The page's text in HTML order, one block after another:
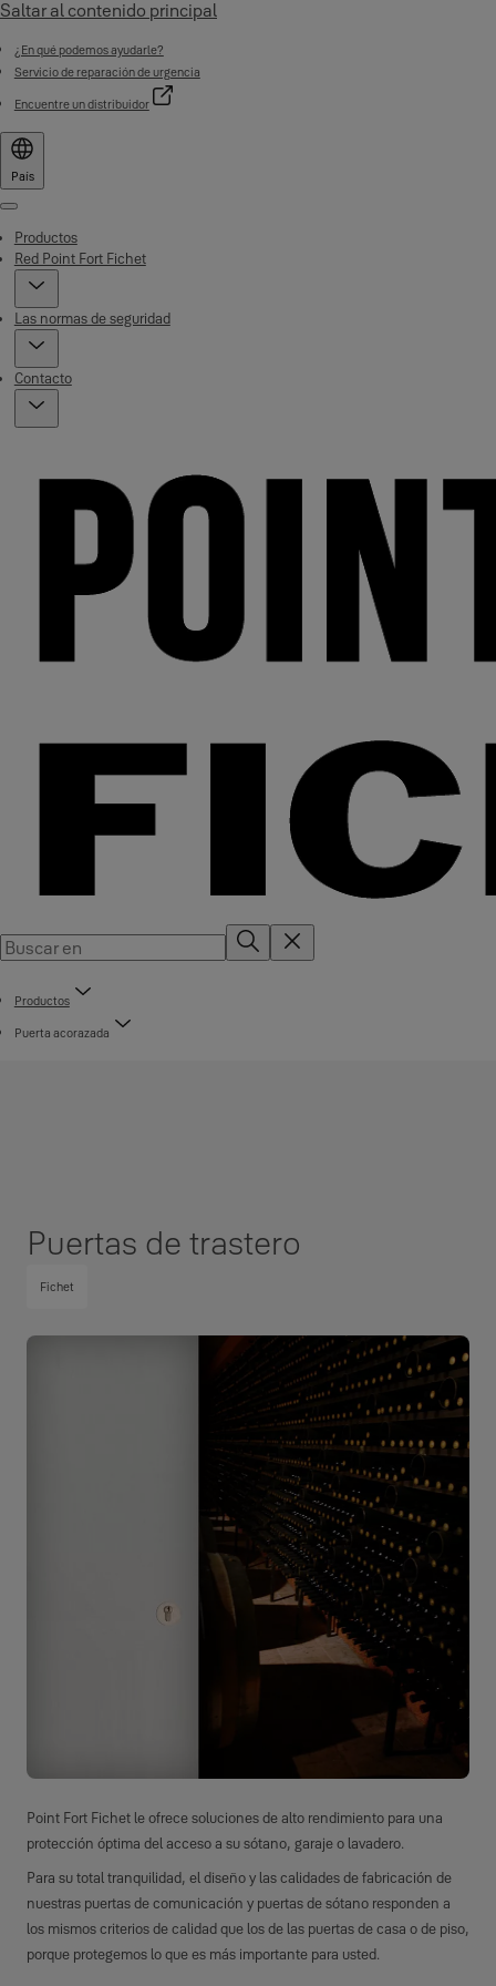
Saltar al contenido principal
¿En qué podemos ayudarle?
Servicio de reparación de urgencia
Encuentre un distribuidor
País
Menu
Productos
Red Point Fort Fichet
Las normas de seguridad
Contacto
Productos
Puerta acorazada
Puertas de trastero
Fichet
Point Fort Fichet le ofrece soluciones de alto rendimiento para una
protección óptima del acceso a su sótano, garaje o lavadero.
Para su total tranquilidad, el diseño y las calidades de fabricación de
nuestras puertas de comunicación y puertas de sótano responden a
los mismos criterios de calidad que los de las puertas de casa o de piso,
porque protegemos lo que es más importante para usted.